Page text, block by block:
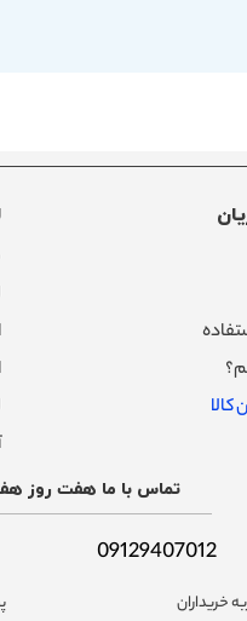
کالا
تماس با ما هفت روز هفته
09129407012
خریداران